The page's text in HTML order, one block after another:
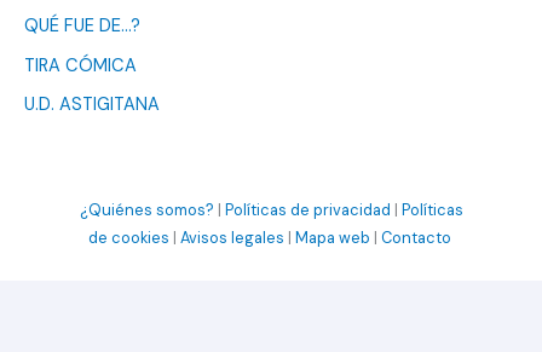
QUÉ FUE DE…?
TIRA CÓMICA
U.D. ASTIGITANA
¿Quiénes somos? | Políticas de privacidad | Políticas
de cookies | Avisos legales | Mapa web | Contacto